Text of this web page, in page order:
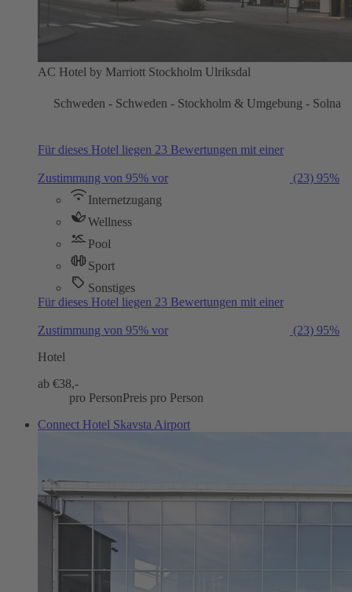
AC Hotel by Marriott Stockholm Ulriksdal
Schweden - Schweden - Stockholm & Umgebung - Solna
Für dieses Hotel liegen 23 Bewertungen mit einer
Zustimmung von 95% vor (23) 95%
Internetzugang
Wellness
Pool
Sport
Sonstiges
Für dieses Hotel liegen 23 Bewertungen mit einer
Zustimmung von 95% vor (23) 95%
Hotel
ab €38,-
pro PersonPreis pro Person
Connect Hotel Skavsta Airport